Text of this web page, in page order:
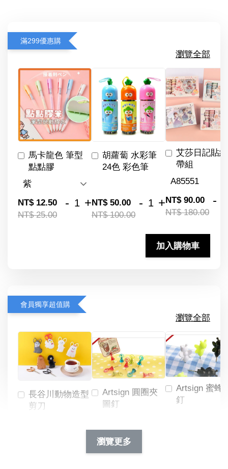
滿299優惠購
瀏覽全部
馬卡龍色 筆型
點點膠
NT$ 12.50
NT$ 25.00
- +
胡蘿蔔 水彩筆
24色 彩色筆
NT$ 50.00
NT$ 100.00
- +
艾莎日記貼
帶組
NT$ 90.00
NT$ 180.00
-
加入購物車
會員獨享超值購
瀏覽全部
長谷川動物造型
剪刀
Artsign 圓圈夾
圖釘
NT$ 19.00
NT$ 66.00
Artsign 蜜蜂
釘
瀏覽更多